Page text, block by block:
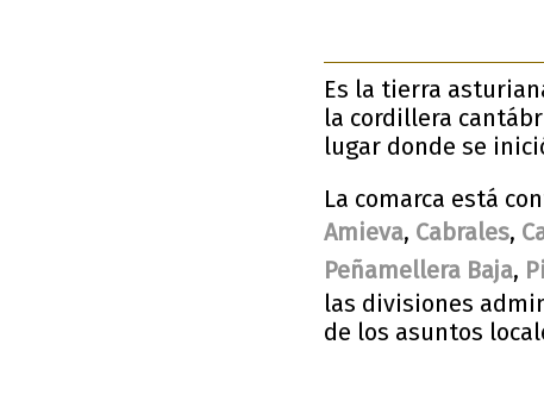
Es la tierra
la cordillera
lugar donde se
La comarca está
Amieva, Cabrales,
Peñamellera Baja,
las divisiones
de los asuntos